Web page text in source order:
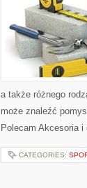
a także różnego
może znaleźć
Polecam Akcesoria
CATEGORIES: